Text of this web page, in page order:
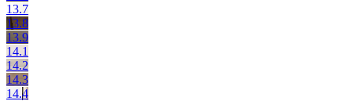
13.7
13.8
13.9
14.1
14.2
14.3
14.4